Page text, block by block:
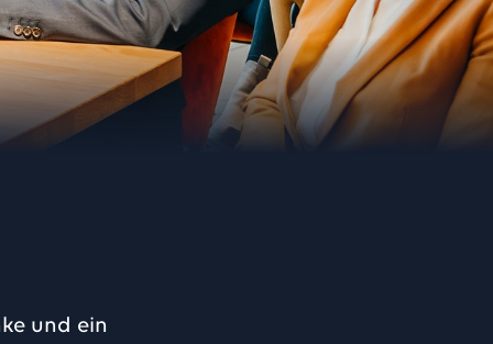
und ein